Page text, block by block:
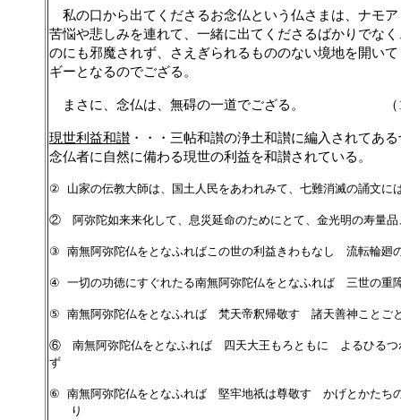
私の口から出てくださるお念仏という仏さまは、ナモ
苦悩や悲しみを連れて、一緒に出てくださるばかりでな
のにも邪魔されず、さえぎられるもののない境地を開い
ギーとなるのでござる。
まさに、念仏は、無碍の一道でござる。 （
現世利益和讃 ・・・三帖和讃の浄土和讃に編入されてあ
念仏者に自然に備わる現世の利益を和讃されている。
② 山家の伝教大師は、国土人民をあわれみて、七難消滅の誦文に
② 阿弥陀如来来化して、息災延命のためにとて、金光明の寿量品
③ 南無阿弥陀仏をとなふればこの世の利益きわもなし 流転輪廻
④ 一切の功徳にすぐれたる南無阿弥陀仏をとなふれば 三世の重
⑤ 南無阿弥陀仏をとなふれば 梵天帝釈帰敬す 諸天善神ことご
⑥ 南無阿弥陀仏をとなふれば 四天大王もろともに よるひるつ
ず
⑥ 南無阿弥陀仏をとなふれば 堅牢地祇は尊敬す かげとかたち
り